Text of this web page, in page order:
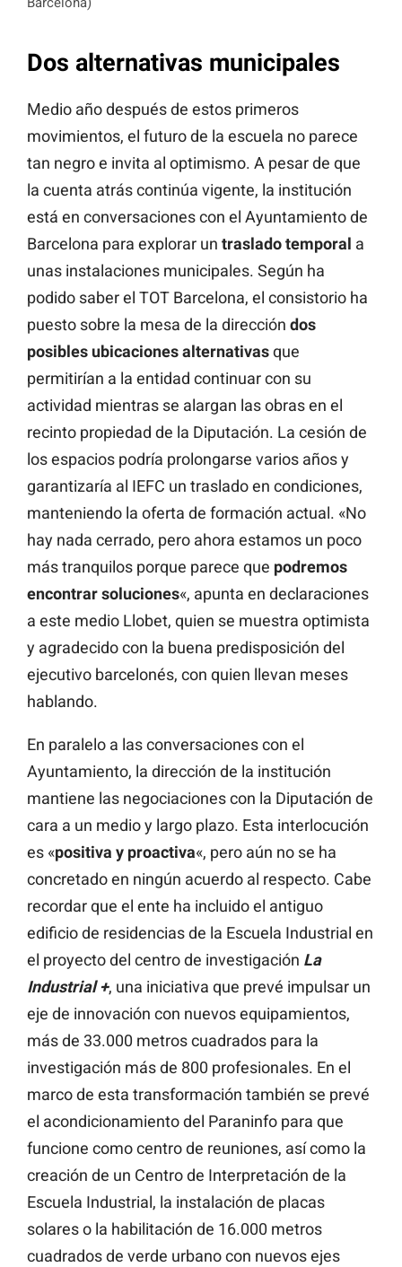
Dos alternativas municipales
Medio año después de estos primeros
movimientos, el futuro de la escuela no parece
tan negro e invita al optimismo. A pesar de que
la cuenta atrás continúa vigente, la institución
está en conversaciones con el Ayuntamiento de
Barcelona para explorar un trasladotemporal a
unas instalaciones municipales. Según ha
podido saber el TOT Barcelona, el consistorio ha
puesto sobre la mesa de la dirección dos
posibles ubicaciones alternativasque
permitirían a la entidad continuar con su
actividad mientras se alargan las obras en el
recinto propiedad de la Diputación. La cesión de
los espacios podría prolongarse varios años y
garantizaría al IEFC un traslado en condiciones,
manteniendo la oferta de formación actual. «No
hay nada cerrado, pero ahora estamos un poco
más tranquilos porque parece que podremos
encontrar soluciones«, apunta en declaraciones
a este medio Llobet, quien se muestra optimista
y agradecido con la buena predisposición del
ejecutivo barcelonés, con quien llevan meses
hablando.
En paralelo a las conversaciones con el
Ayuntamiento, la dirección de la institución
mantiene las negociaciones con la Diputación de
cara a un medio y largo plazo. Esta interlocución
es «positiva y proactiva«, pero aún no se ha
concretado en ningún acuerdo al respecto. Cabe
recordar que el ente ha incluido el antiguo
edificio de residencias de la Escuela Industrial en
el proyecto del centro de investigación La
Industrial +, una iniciativa que prevé impulsar un
eje de innovación con nuevos equipamientos,
más de 33.000 metros cuadrados para la
investigación más de 800 profesionales. En el
marco de esta transformación también se prevé
el acondicionamiento del Paraninfo para que
funcione como centro de reuniones, así como la
creación de un Centro de Interpretación de la
Escuela Industrial, la instalación de placas
solares o la habilitación de 16.000 metros
cuadrados de verde urbano con nuevos ejes